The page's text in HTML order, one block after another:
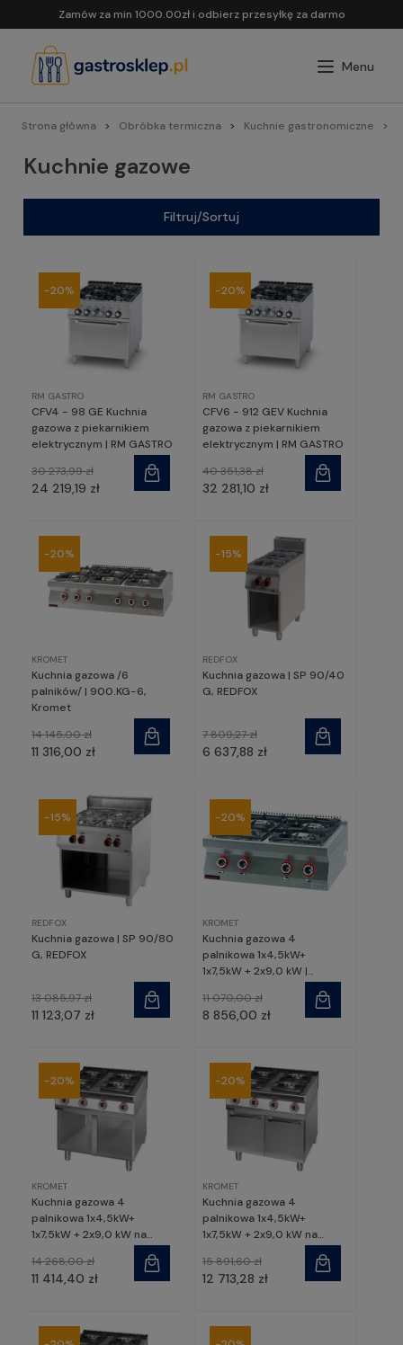
Zamów za min 1000.00zł i odbierz przesyłkę za darmo
Strona główna Obróbka termiczna Kuchnie gastronomiczne
Kuchnie gazowe
Filtruj/Sortuj
RM GASTRO
CFV4 - 98 GE Kuchnia
gazowa z piekarnikiem
elektrycznym | RM GASTRO
24 219,19 zł
30 273,99 zł
-20%
RM GASTRO
CFV6 - 912 GEV Kuchnia
gazowa z piekarnikiem
elektrycznym | RM GASTRO
32 281,10 zł
40 351,38 zł
-20%
KROMET
Kuchnia gazowa /6
palników/ | 900.KG-6,
Kromet
11 316,00 zł
14 145,00 zł
-20%
REDFOX
Kuchnia gazowa | SP 90/40
G, REDFOX
6 637,88 zł
7 809,27 zł
-15%
REDFOX
Kuchnia gazowa | SP 90/80
G, REDFOX
11 123,07 zł
13 085,97 zł
-15%
KROMET
Kuchnia gazowa 4
palnikowa 1x4,5kW+
1x7,5kW + 2x9,0 kW |
8 856,00 zł
11 070,00 zł
-20%
KROMET
Kuchnia gazowa 4
palnikowa 1x4,5kW+
1x7,5kW + 2x9,0 kW na
otwartej | 900.KG-4.S.,
Kromet
11 414,40 zł
14 268,00 zł
-20%
KROMET
Kuchnia gazowa 4
palnikowa 1x4,5kW+
1x7,5kW + 2x9,0 kW na
zamkniętej | 900.KG-4.S.D,
Kromet
12 713,28 zł
15 891,60 zł
-20%